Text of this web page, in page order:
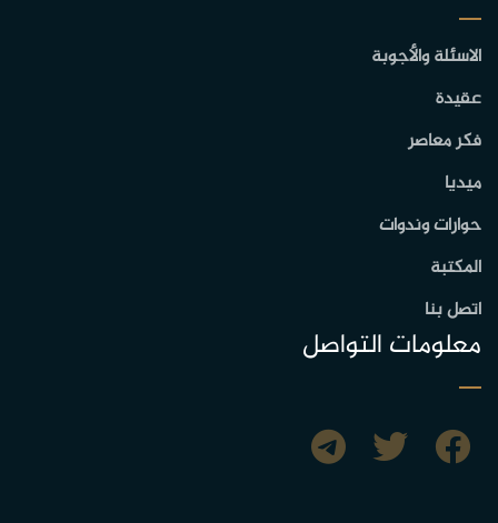
الاسئلة والأجوبة
عقيدة
فكر معاصر
ميديا
حوارات وندوات
المكتبة
اتصل بنا
معلومات التواصل